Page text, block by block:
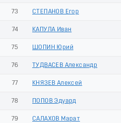
73 СТЕПАНОВ Егор
74 КАПУЛА Иван
75 ШОПИН Юрий
76 ТУДВАСЕВ Александр
77 КНЯЗЕВ Алексей
78 ПОПОВ Эдуард
79 САЛАХОВ Марат